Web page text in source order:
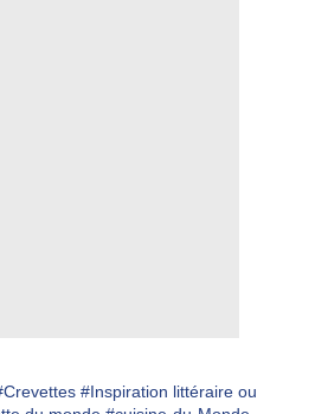
#Inspiration littéraire ou